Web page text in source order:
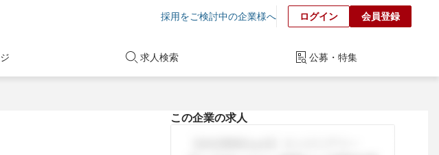
採用をご検討中の企業様へ ログイン 会員登録
求人検索 公募・特集
この企業の求人